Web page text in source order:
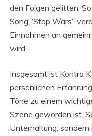
den Folgen gelitten.
Song “Stop Wars”
Einnahmen an
wird.
Insgesamt ist Kontra
persönlichen
Töne zu einem
Szene geworden ist.
Unterhaltung, sondern